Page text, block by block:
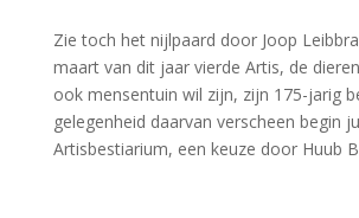
Zie toch het nijlpaard door Joop
maart van dit jaar vierde Artis, de
ook mensentuin wil zijn, zijn 175-jarig
gelegenheid daarvan verscheen begin
Artisbestiarium, een keuze door Huub